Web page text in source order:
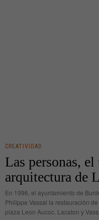
CREATIVIDAD
Las personas,
arquitectura de
En 1996, el ayuntamiento de
Philippe Vassal la restauración
plaza Leon Aucoc. Lacaton y